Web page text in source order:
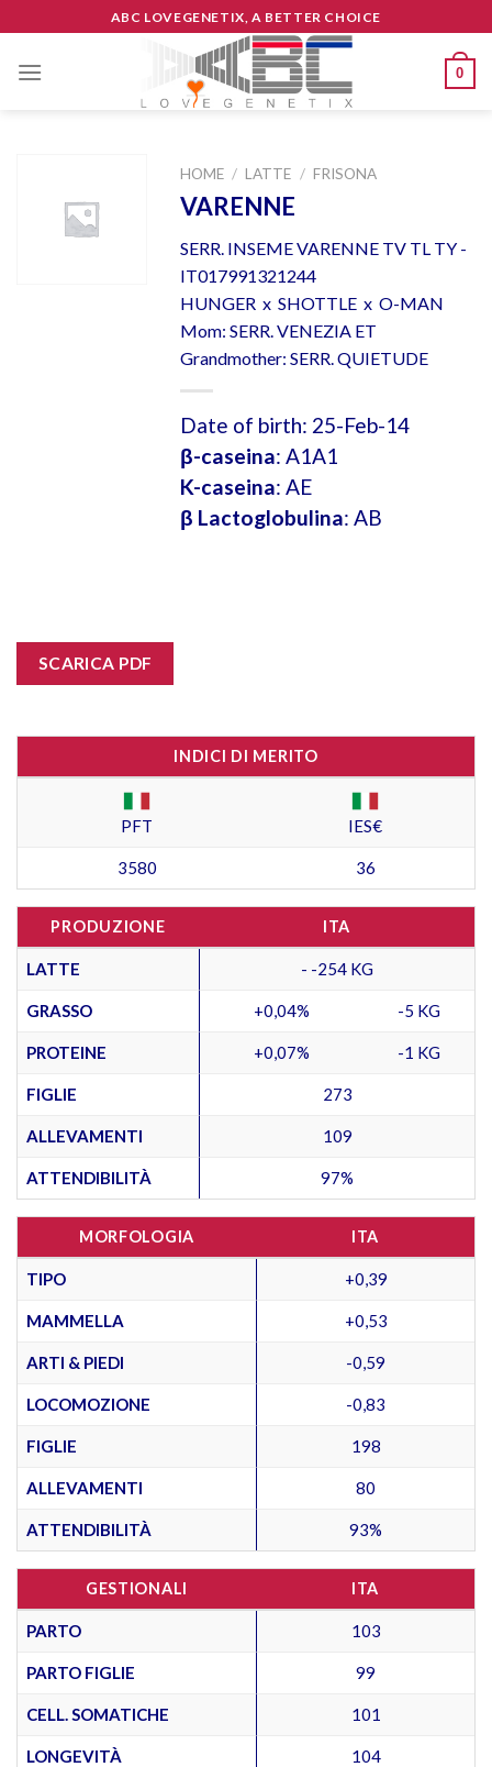
to
content
ABC LOVEGENETIX, A BETTER CHOICE
0
HOME / LATTE / FRISONA
VARENNE
SERR. INSEME VARENNE TV TL TY -
IT017991321244
HUNGER x SHOTTLE x O-MAN
Mom: SERR. VENEZIA ET
Grandmother: SERR. QUIETUDE
Date of birth: 25-Feb-14
β-caseina: A1A1
K-caseina: AE
β Lactoglobulina: AB
SCARICA PDF
INDICI DI MERITO
PFT IES€
3580 36
PRODUZIONE ITA
LATTE - -254 KG
GRASSO +0,04% -5 KG
PROTEINE +0,07% -1 KG
FIGLIE 273
ALLEVAMENTI 109
ATTENDIBILITÀ 97%
MORFOLOGIA ITA
TIPO +0,39
MAMMELLA +0,53
ARTI & PIEDI -0,59
LOCOMOZIONE -0,83
FIGLIE 198
ALLEVAMENTI 80
ATTENDIBILITÀ 93%
GESTIONALI ITA
PARTO 103
PARTO FIGLIE 99
CELL. SOMATICHE 101
LONGEVITÀ 104